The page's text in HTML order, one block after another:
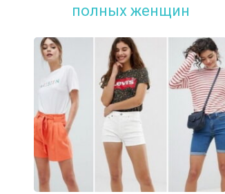
полных женщин